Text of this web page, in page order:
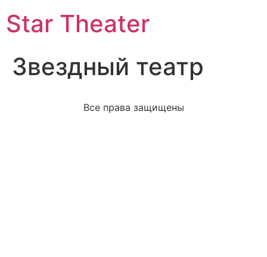
Star Theater
Звездный театр
Все права защищены